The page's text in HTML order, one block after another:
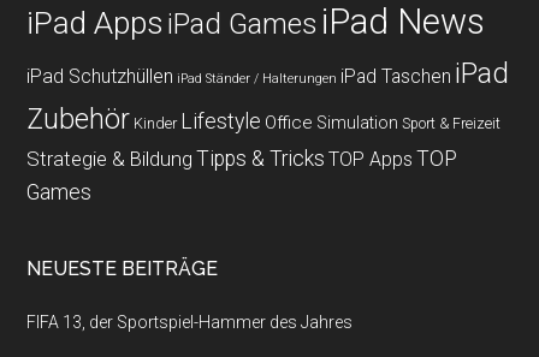
iPad Apps iPad Games iPad News
iPad Schutzhüllen iPad Ständer / Halterungen iPad Taschen iPad
Zubehör Kinder Lifestyle Office Simulation Sport & Freizeit
Strategie & Bildung Tipps & Tricks TOP Apps TOP
Games
NEUESTE BEITRÄGE
FIFA 13, der Sportspiel-Hammer des Jahres